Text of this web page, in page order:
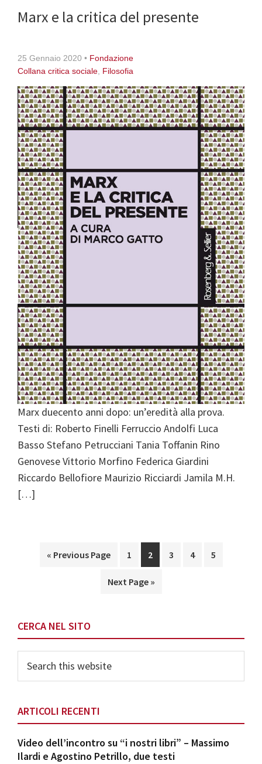
Marx e la critica del presente
25 Gennaio 2020 • Fondazione
Collana critica sociale Filosofia
Marx duecento anni dopo: un’eredità alla prova.
Testi di: Roberto Finelli Ferruccio Andolfi Luca
Basso Stefano Petrucciani Tania Toffanin Rino
Genovese Vittorio Morfino Federica Giardini
Riccardo Bellofiore Maurizio Ricciardi Jamila M.H.
[…]
« Go
Previous Page Page
1 Page
2 Page
3 Page
4 Page
5
Go
Next Page »
Primary
Sidebar
CERCA NEL SITO
this
ARTICOLI RECENTI
Video dell’incontro su “i nostri libri” – Massimo
Ilardi e Agostino Petrillo, due testi